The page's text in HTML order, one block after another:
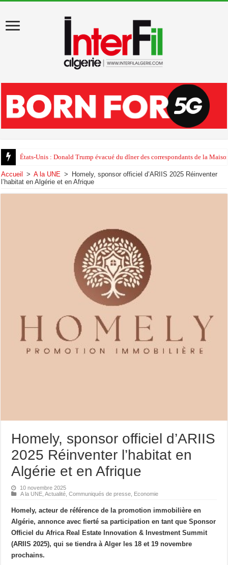
États-Unis : Donald Trump évacué du dîner des correspondants de la
Accueil > A la UNE >
Homely, sponsor officiel d’ARIIS 2025 Réinventer
l’habitat en Algérie et en Afrique
Homely, sponsor officiel d’ARIIS
2025 Réinventer l’habitat en
Algérie et en Afrique
10 novembre 2025
A la UNE ,Actualité ,Communiqués de presse Economie
Homely, acteur de référence de la promotion immobilière en
Algérie, annonce avec fierté sa participation en tant que Sponsor
Officiel du Africa Real Estate Innovation & Investment Summit
(ARIIS 2025), qui se tiendra à Alger les 18 et 19 novembre
prochains.